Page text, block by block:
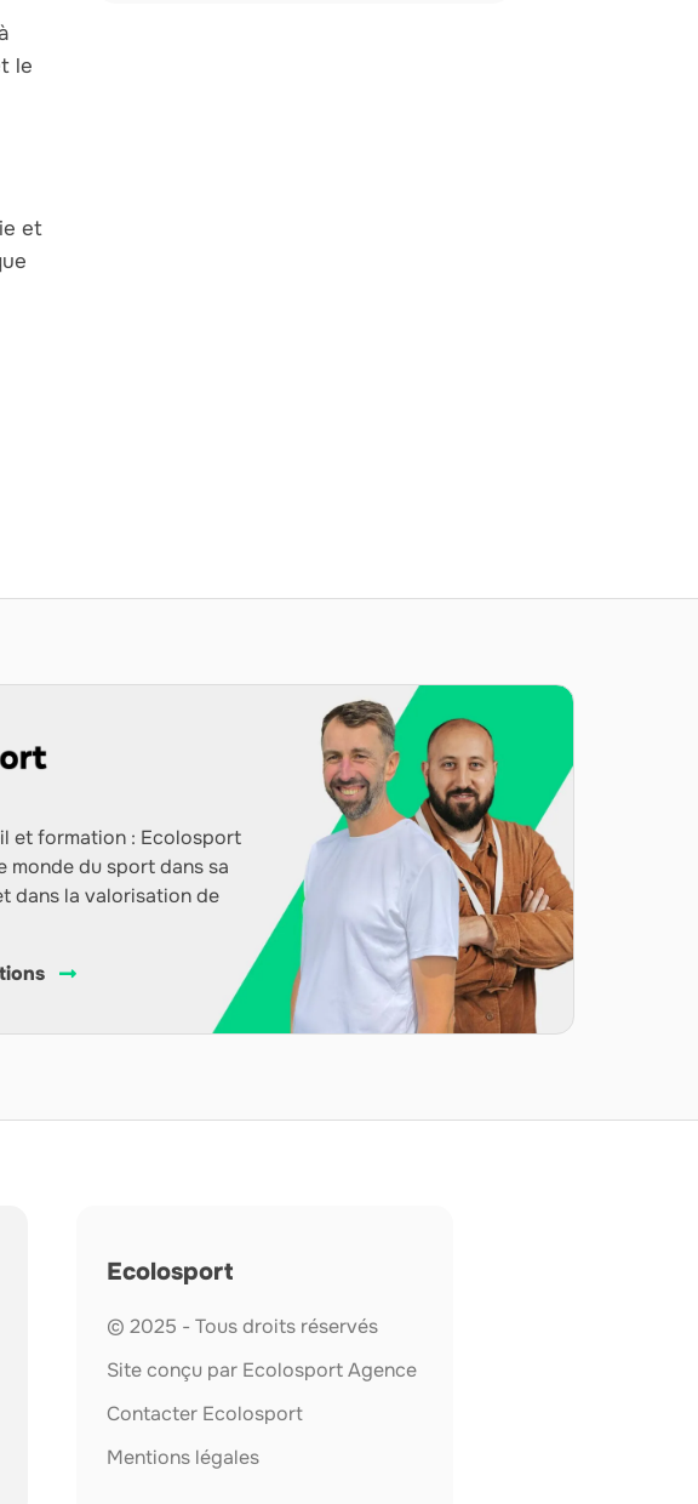
le
et
et formation : Ecolosport
monde du sport dans sa
dans la valorisation de
Ecolosport
© 2025 - Tous droits réservés
Site conçu par Ecolosport Agence
Contacter Ecolosport
Mentions légales